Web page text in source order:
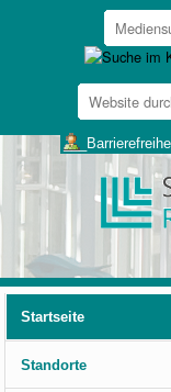
Website
durchsuchen
Startseite
Standorte